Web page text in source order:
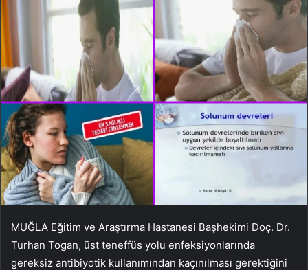
MUĞLA Eğitim ve Araştırma Hastanesi Başhekimi Doç. Dr.
Turhan Togan, üst teneffüs yolu enfeksiyonlarında
gereksiz antibiyotik kullanımından kaçınılması gerektiğini